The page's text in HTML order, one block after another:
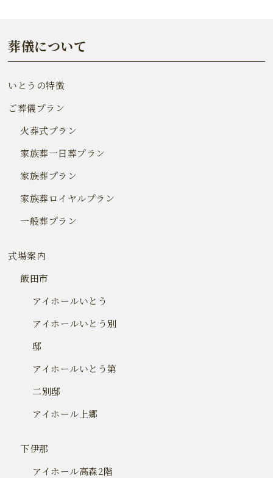
葬儀について
いとうの特徴
ご葬儀プラン
火葬式プラン
家族葬一日葬プラン
家族葬プラン
家族葬ロイヤルプラン
一般葬プラン
式場案内
飯田市
アイホールいとう
アイホールいとう別
邸
アイホールいとう第
二別邸
アイホール上郷
下伊那
アイホール高森2階